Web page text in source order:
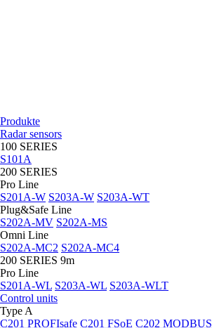
Produkte
Radar sensors
100 SERIES
S101A
200 SERIES
Pro Line
S201A-W S203A-W S203A-WT
Plug&Safe Line
S202A-MV S202A-MS
Omni Line
S202A-MC2 S202A-MC4
200 SERIES 9m
Pro Line
S201A-WL S203A-WL S203A-WLT
Control units
Type A
C201 PROFIsafe C201 FSoE C202 MODBUS